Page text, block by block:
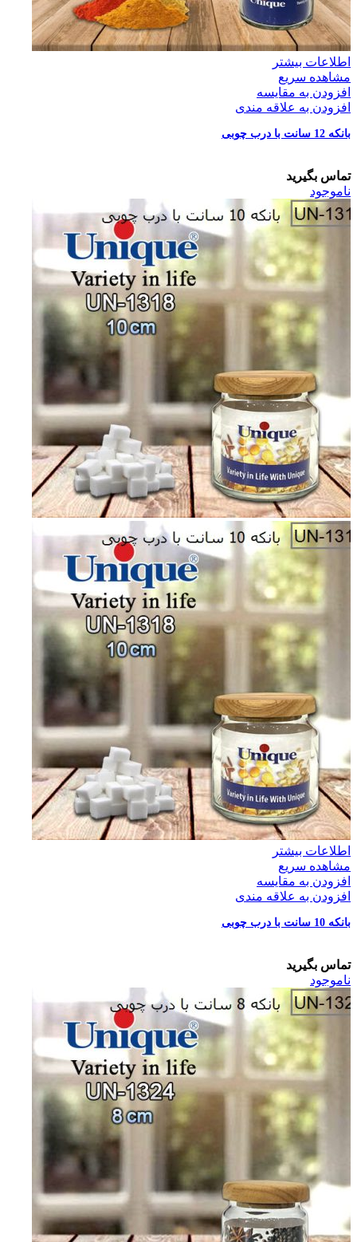
اطلاعات بیشتر
مشاهده سریع
افزودن به مقایسه
افزودن به علاقه مندی
بانکه 12 سانت با درب چوبی
تماس بگیرید
ناموجود
اطلاعات بیشتر
مشاهده سریع
افزودن به مقایسه
افزودن به علاقه مندی
بانکه 10 سانت با درب چوبی
تماس بگیرید
ناموجود